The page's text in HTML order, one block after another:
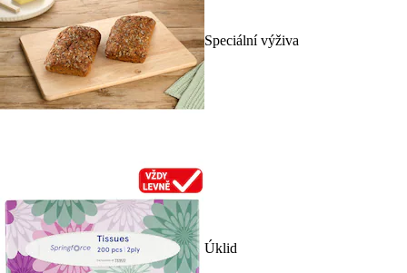
Speciální výživa
Úklid